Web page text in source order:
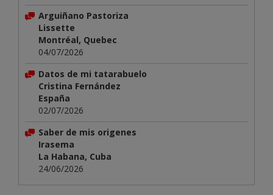
Arguiñano Pastoriza
Lissette
Montréal, Quebec
04/07/2026
Datos de mi tatarabuelo
Cristina Fernández
España
02/07/2026
Saber de mis origenes
Irasema
La Habana, Cuba
24/06/2026